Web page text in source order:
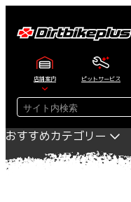
店舗案内 ピットサービス
検
索
おすすめカテゴリー